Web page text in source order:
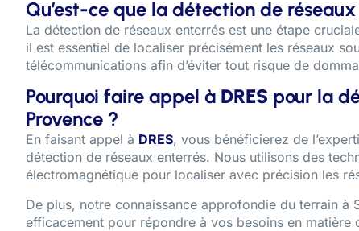
Qu’est-ce que la détection de
La détection de réseaux enterrés est une étape
il est essentiel de localiser précisément les réseaux
télécommunications afin d’éviter tout risque de
Pourquoi faire appel à DRES pour la
Provence ?
En faisant appel à DRES, vous bénéficierez de
détection de réseaux enterrés. Nous utilisons des
électromagnétique pour localiser avec précision les
De plus, notre connaissance approfondie du terrain à
efficacement pour répondre à vos besoins en matière